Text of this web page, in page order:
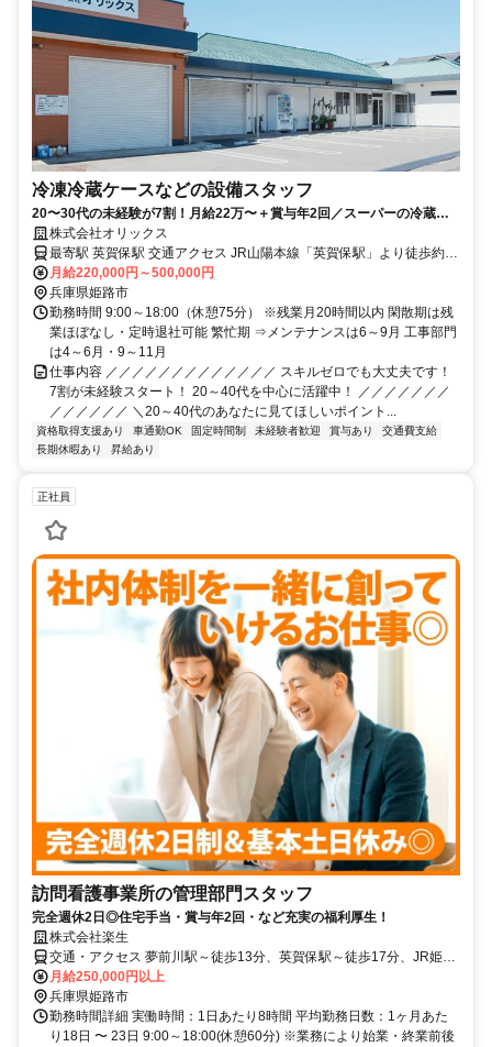
冷凍冷蔵ケースなどの設備スタッフ
20〜30代の未経験が7割！月給22万〜＋賞与年2回／スーパーの冷蔵・
冷凍設備のメンテナンス・工事
株式会社オリックス
最寄駅 英賀保駅 交通アクセス JR山陽本線「英賀保駅」より徒歩約5
分 ■車＆バイク通勤OK！駐車場あり◎ ■出張あり（面接時に相談可）
ー家庭の事情を考慮し決定 ー遠くても1県～2県先まで（中国・四国
地方） ー交通費、宿泊費は全額会社負担 ーホテルは自分で取っても
OK！ ※会社に任せることもできます。
月給220,000円～500,000円
兵庫県姫路市
勤務時間 9:00～18:00（休憩75分） ※残業月20時間以内 閑散期は残
業ほぼなし・定時退社可能 繁忙期 ⇒メンテナンスは6～9月 工事部門
は4～6月・9～11月
仕事内容 ／／／／／／／／／／／／／ スキルゼロでも大丈夫です！
7割が未経験スタート！ 20～40代を中心に活躍中！ ／／／／／／／
／／／／／／ ＼20～40代のあなたに見てほしいポイント...
資格取得支援あり 車通勤OK 固定時間制 未経験者歓迎 賞与あり
交通費支給
長期休暇あり
昇給あり
正社員
訪問看護事業所の管理部門スタッフ
完全週休2日◎住宅手当・賞与年2回・など充実の福利厚生！
株式会社楽生
交通・アクセス 夢前川駅～徒歩13分、英賀保駅～徒歩17分、JR姫路
駅～も通勤圏内◎
月給250,000円以上
兵庫県姫路市
勤務時間詳細 実働時間：1日あたり8時間 平均勤務日数：1ヶ月あた
り18日 〜 23日 9:00～18:00(休憩60分) ※業務により始業・終業前後